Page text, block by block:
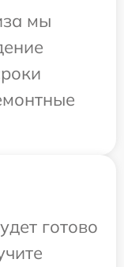
мы
готово